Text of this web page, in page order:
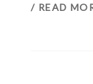
/ READ